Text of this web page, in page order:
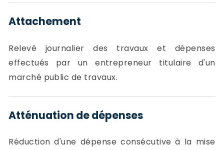
Attachement
Relevé journalier des travaux et dépenses
effectués par un entrepreneur titulaire d'un
marché public de travaux.
Atténuation de dépenses
Réduction d'une dépense consécutive à la mise